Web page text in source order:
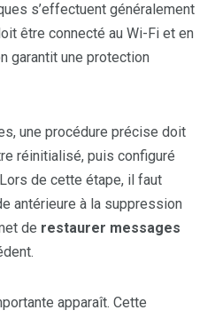
s’effectuent généralement
être connecté au Wi-Fi et en
garantit une protection
une procédure précise doit
réinitialisé, puis configuré
de cette étape, il faut
antérieure à la suppression
de restaurer messages
apparaît. Cette